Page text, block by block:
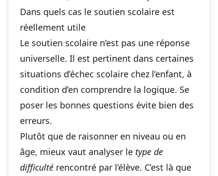
Dans quels cas le soutien scolaire est
réellement utile
Le soutien scolaire n’est pas une réponse
universelle. Il est pertinent dans certaines
situations d’échec scolaire chez l’enfant, à
condition d’en comprendre la logique. Se
poser les bonnes questions évite bien des
erreurs.
Plutôt que de raisonner en niveau ou en
âge, mieux vaut analyser le type de
difficulté rencontré par l’élève. C’est là que